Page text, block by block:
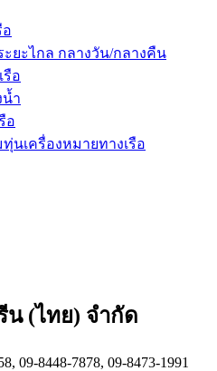
อ
ยะไกล กลางวัน/กลางคืน
รือ
น้ำ
อ
นเครื่องหมายทางเรือ
น (ไทย) จำกัด
09-8448-7878, 09-8473-1991